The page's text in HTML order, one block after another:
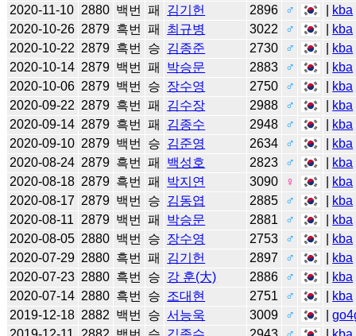
2020-11-10 2880 백번 패 김기헌 2896 ♂ kba
2020-10-26 2879 흑번 패 최규병 3022 ♂ kba
2020-10-22 2879 흑번 승 김종준 2730 ♂ kba
2020-10-14 2879 백번 패 박승문 2883 ♂ kba
2020-10-06 2879 백번 승 장수영 2750 ♂ kba
2020-09-22 2879 흑번 패 김수장 2988 ♂ kba
2020-09-14 2879 흑번 패 김종수 2948 ♂ kba
2020-09-10 2879 백번 승 김준영 2634 ♂ kba
2020-08-24 2879 흑번 패 백성호 2823 ♂ kba
2020-08-18 2879 흑번 패 박지연 3090 ♀ kba
2020-08-17 2879 백번 승 김동엽 2885 ♂ kba
2020-08-11
2879 백번 패 박승문 2881 ♂ kba
2020-08-05 2880 백번 승 장수영 2753 ♂ kba
2020-07-29 2880 흑번 패 김기헌 2897 ♂ kba
2020-07-23 2880 흑번 승 강 훈(大) 2886 ♂ kba
2020-07-14 2880 흑번 승 조대현 2751 ♂ kba
2019-12-18 2882 백번 승 서능욱 3009 ♂ |